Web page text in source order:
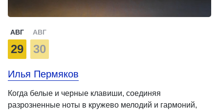
АВГ
29
АВГ
30
Илья Пермяков
Когда белые и черные клавиши, соединяя
разрозненные ноты в кружево мелодий и гармоний,